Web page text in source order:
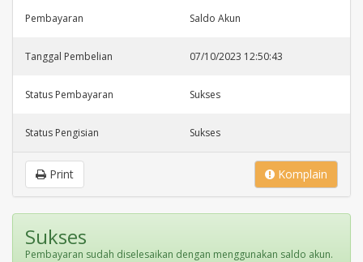
Pembayaran Saldo Akun
Tanggal Pembelian 07/10/2023 12:50:43
Status Pembayaran Sukses
Status Pengisian Sukses
Komplain
Print
Sukses
Pembayaran sudah diselesaikan dengan menggunakan saldo akun.